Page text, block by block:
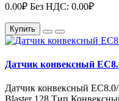
0.00₽ Без НДС: 0.00₽
Купить
Датчик конвексный
Датчик конвексный
Blaster 128.Тип